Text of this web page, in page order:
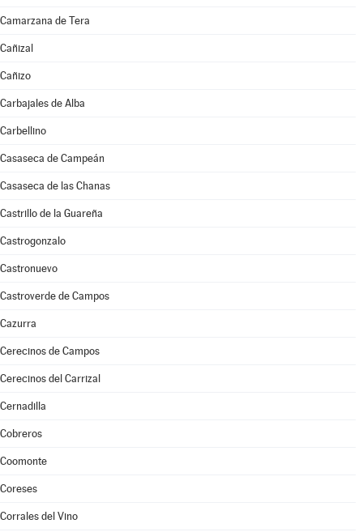
Camarzana de Tera
Cañizal
Cañizo
Carbajales de Alba
Carbellino
Casaseca de Campeán
Casaseca de las Chanas
Castrillo de la Guareña
Castrogonzalo
Castronuevo
Castroverde de Campos
Cazurra
Cerecinos de Campos
Cerecinos del Carrizal
Cernadilla
Cobreros
Coomonte
Coreses
Corrales del Vino